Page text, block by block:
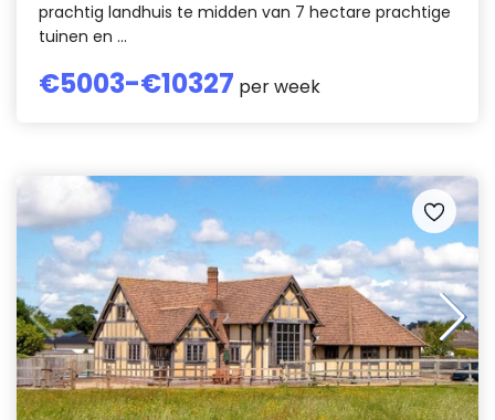
prachtig landhuis te midden van 7 hectare prachtige
tuinen en ...
€5003-€10327 per week